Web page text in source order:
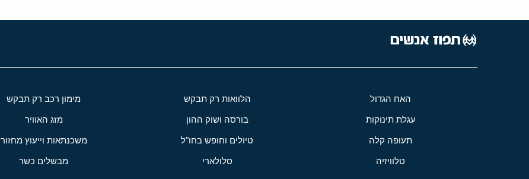
האח הגדול הלוואות רק תבקש מימון רכב רק תבקש
עגלת תינוקות בורסה ושוק ההון מזג האוויר
תעופה קלה טיולים וחופש בחו"ל משכנתאות וייעוץ מחזור
טלוויזיה סלולארי מבשלים כשר